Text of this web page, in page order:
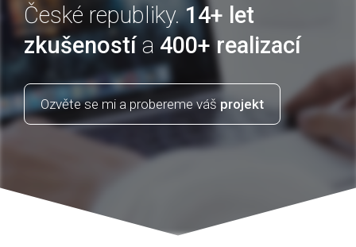
BLOG
České republiky.14+ let
zkušenostía 400+ realizací
Ozvěte se mi a probereme váš projekt